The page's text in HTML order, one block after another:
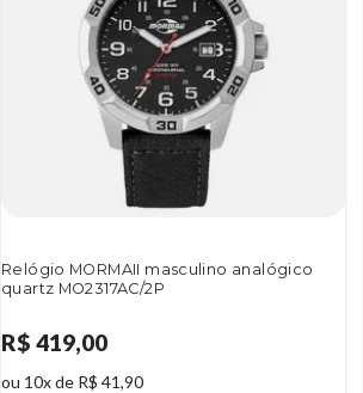
Relógio MORMAII masculino analógico
quartz MO2317AC/2P
R$ 419,00
ou 10x de R$ 41,90